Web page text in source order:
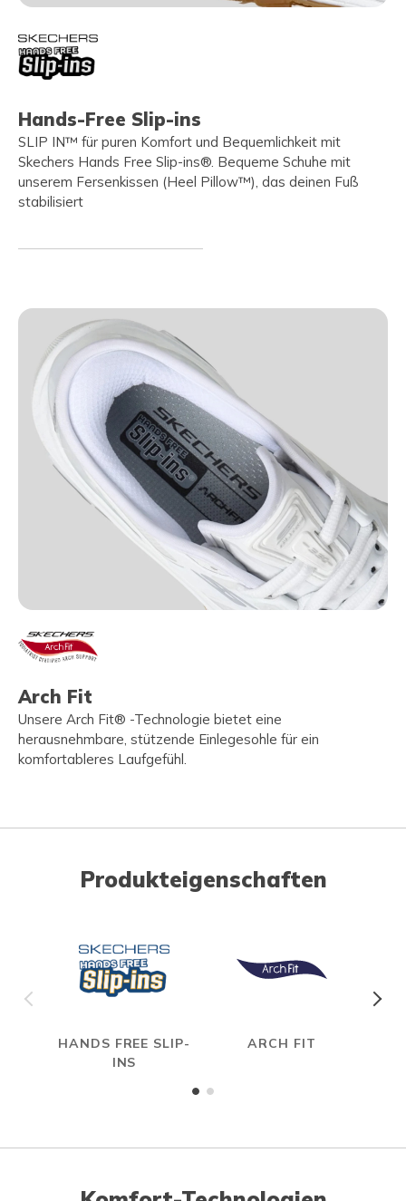
Hands-Free Slip-ins
SLIP IN™ für puren Komfort und Bequemlichkeit mit
Skechers Hands Free Slip-ins®. Bequeme Schuhe mit
unserem Fersenkissen (Heel Pillow™), das deinen Fuß
stabilisiert
Arch Fit
Unsere Arch Fit® -Technologie bietet eine
herausnehmbare, stützende Einlegesohle für ein
komfortableres Laufgefühl.
Produkteigenschaften
HANDS FREE SLIP-
INS
ARCH FIT